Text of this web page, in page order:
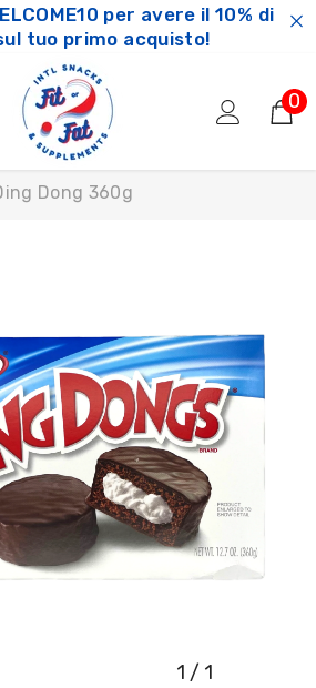
per avere il 10% di
tuo primo acquisto!
00
Dong 360g
1 / 1